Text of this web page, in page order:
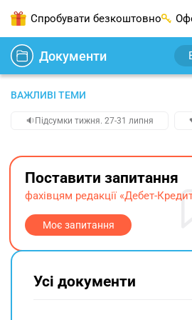
Спробувати безкоштовно
Документи
ВАЖЛИВІ ТЕМИ
🔉Підсумки тижня. 27-31 липня
Поставити запитання
фахівцям редакції «Дебет-
Моє запитання
Усі документи